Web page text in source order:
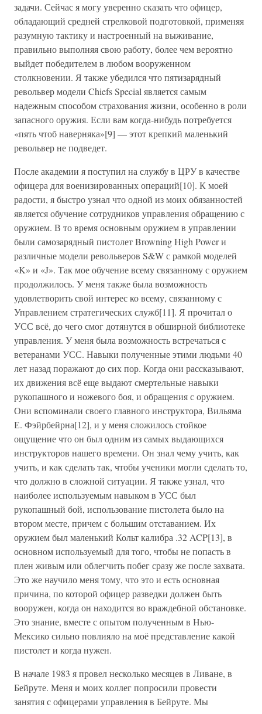
задачи. Сейчас я могу уверенно сказать что офицер,
обладающий средней стрелковой подготовкой, применяя
разумную тактику и настроенный на выживание,
правильно выполняя свою работу, более чем вероятно
выйдет победителем в любом вооруженном
столкновении. Я также убедился что пятизарядный
револьвер модели Chiefs Special является самым
надежным способом страхования жизни, особенно в роли
запасного оружия. Если вам когда-нибудь потребуется
«пять чтоб наверняка»[9] — этот крепкий маленький
револьвер не подведет.
После академии я поступил на службу в ЦРУ в качестве
офицера для военизированных операций[10]. К моей
радости, я быстро узнал что одной из моих обязанностей
является обучение сотрудников управления обращению с
оружием. В то время основным оружием в управлении
были самозарядный пистолет Browning High Power и
различные модели револьверов S&W с рамкой моделей
«K» и «J». Так мое обучение всему связанному с оружием
продолжилось. У меня также была возможность
удовлетворить свой интерес ко всему, связанному с
Управлением стратегических служб[11]. Я прочитал о
УСС всё, до чего смог дотянутся в обширной библиотеке
управления. У меня была возможность встречаться с
ветеранами УСС. Навыки полученные этими людьми 40
лет назад поражают до сих пор. Когда они рассказывают,
их движения всё еще выдают смертельные навыки
рукопашного и ножевого боя, и обращения с оружием.
Они вспоминали своего главного инструктора, Вильяма
Е. Фэйрбейрна[12], и у меня сложилось стойкое
ощущение что он был одним из самых выдающихся
инструкторов нашего времени. Он знал чему учить, как
учить, и как сделать так, чтобы ученики могли сделать то,
что должно в сложной ситуации. Я также узнал, что
наиболее используемым навыком в УСС был
рукопашный бой, использование пистолета было на
втором месте, причем с большим отставанием. Их
оружием был маленький Кольт калибра .32 ACP[13], в
основном используемый для того, чтобы не попасть в
плен живым или облегчить побег сразу же после захвата.
Это же научило меня тому, что это и есть основная
причина, по которой офицер разведки должен быть
вооружен, когда он находится во враждебной обстановке.
Это знание, вместе с опытом полученным в Нью-
Мексико сильно повлияло на моё представление какой
пистолет и когда нужен.
В начале 1983 я провел несколько месяцев в Ливане, в
Бейруте. Меня и моих коллег попросили провести
занятия с офицерами управления в Бейруте. Мы